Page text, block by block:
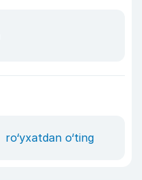
ro‘yxatdan o‘ting